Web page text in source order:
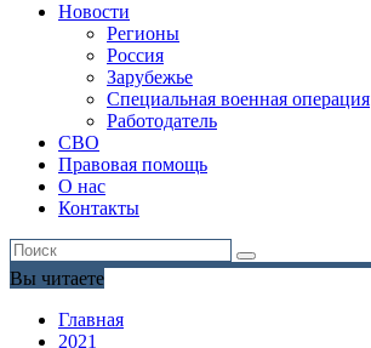
Новости
Регионы
Россия
Зарубежье
Специальная военная операция
Работодатель
СВО
Правовая помощь
О нас
Контакты
Вы читаете
Главная
2021